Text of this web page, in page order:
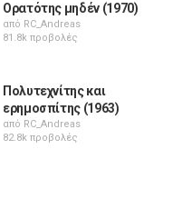
Ορατότης μηδέν (1970)
από RC_Andreas
81.8k προβολές
Πολυτεχνίτης και
ερημοσπίτης (1963)
από RC_Andreas
82.8k προβολές